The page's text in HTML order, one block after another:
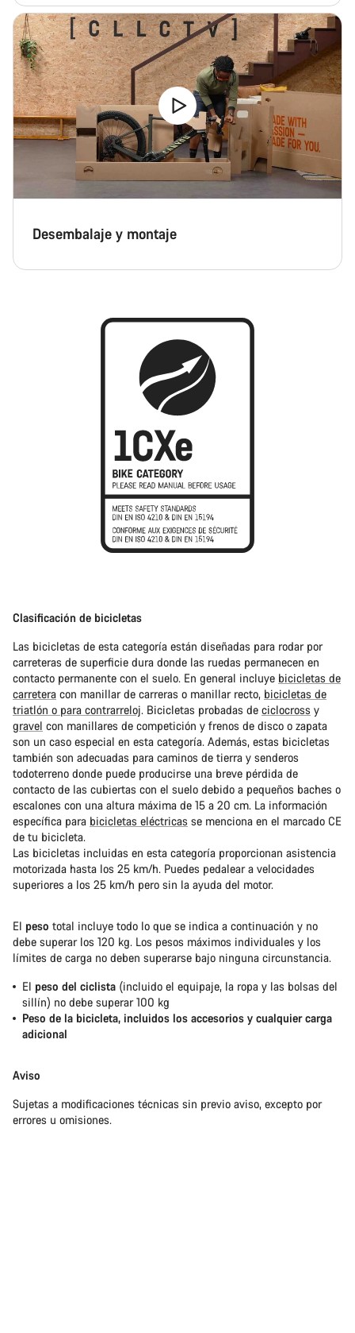
Desembalaje y montaje
Clasificación de bicicletas
Las bicicletas de esta categoría están diseñadas para rodar por
carreteras de superficie dura donde las ruedas permanecen en
contacto permanente con el suelo. En general incluye bicicletas de
carretera con manillar de carreras o manillar recto, bicicletas de
triatlón o para contrarreloj. Bicicletas probadas de ciclocross y
gravel con manillares de competición y frenos de disco o zapata
son un caso especial en esta categoría. Además, estas bicicletas
también son adecuadas para caminos de tierra y senderos
todoterreno donde puede producirse una breve pérdida de
contacto de las cubiertas con el suelo debido a pequeños baches o
escalones con una altura máxima de 15 a 20 cm. La información
específica para bicicletas eléctricas se menciona en el marcado CE
de tu bicicleta.
Las bicicletas incluidas en esta categoría proporcionan asistencia
motorizada hasta los 25 km/h. Puedes pedalear a velocidades
superiores a los 25 km/h pero sin la ayuda del motor.
El peso total incluye todo lo que se indica a continuación y no
debe superar los 120 kg. Los pesos máximos individuales y los
límites de carga no deben superarse bajo ninguna circunstancia.
El peso del ciclista (incluido el equipaje, la ropa y las bolsas del
sillín) no debe superar 100 kg
Peso de la bicicleta, incluidos los accesorios y cualquier carga
adicional
Aviso
Sujetas a modificaciones técnicas sin previo aviso, excepto por
errores u omisiones.